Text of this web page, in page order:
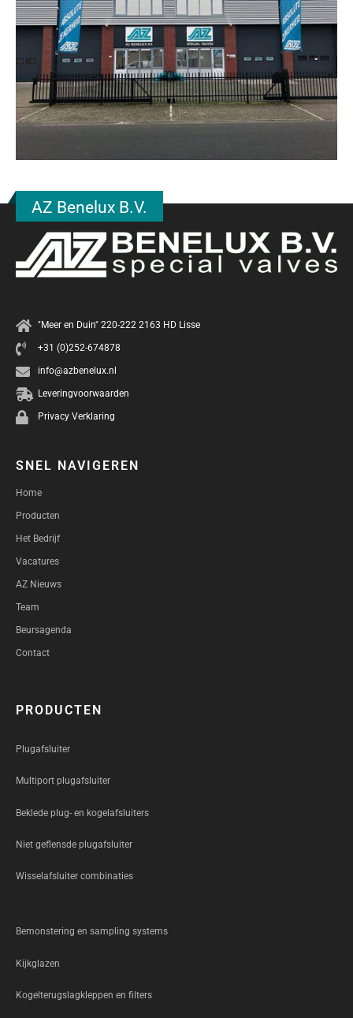
AZ Benelux B.V.
"Meer en Duin" 220-222 2163 HD Lisse
+31 (0)252-674878
info@azbenelux.nl
Leveringvoorwaarden
Privacy Verklaring
SNEL NAVIGEREN
Home
Producten
Het Bedrijf
Vacatures
AZ Nieuws
Team
Beursagenda
Contact
PRODUCTEN
Plugafsluiter
Multiport plugafsluiter
Beklede plug- en kogelafsluiters
Niet geflensde plugafsluiter
Wisselafsluiter combinaties
Bemonstering en sampling systems
Kijkglazen
Kogelterugslagkleppen en filters